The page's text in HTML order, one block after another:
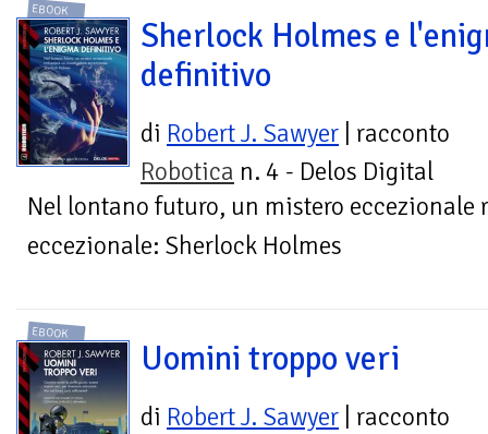
EBOOK
Sherlock Holmes e
definitivo
di Robert J. Sawyer | racconto
Robotica n. 4 - Delos Digital
Nel lontano futuro, un mistero
eccezionale: Sherlock Holmes
EBOOK
Uomini troppo veri
di Robert J. Sawyer | racconto